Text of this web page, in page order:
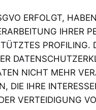
ERFOLGT,
IHRER
PROFILING.
NICHT MEHR
DIE IHRE
VERTEIDIGUNG